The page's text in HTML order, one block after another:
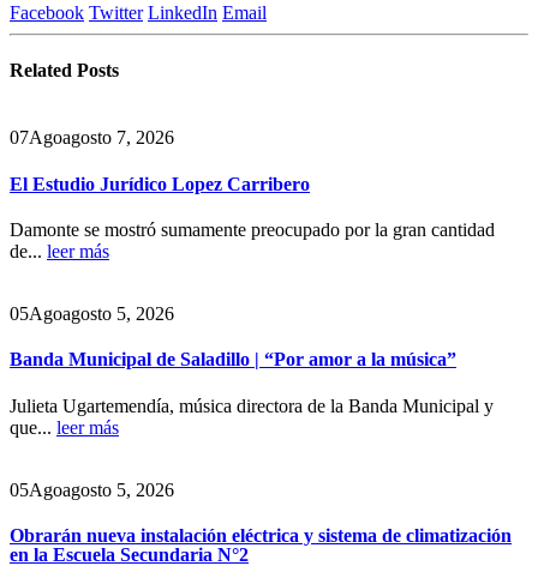
Facebook Twitter LinkedIn Email
Related Posts
07Agoagosto 7, 2026
El Estudio Jurídico Lopez Carribero
Damonte se mostró sumamente preocupado por la gran cantidad
de... leer más
05Agoagosto 5, 2026
Banda Municipal de Saladillo | “Por amor a la música”
Julieta Ugartemendía, música directora de la Banda Municipal y
que... leer más
05Agoagosto 5, 2026
Obrarán nueva instalación eléctrica y sistema de climatización
en la Escuela Secundaria N°2